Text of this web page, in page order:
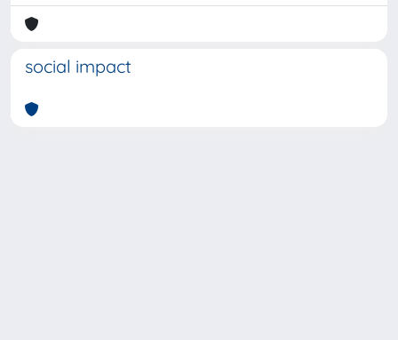
social impact